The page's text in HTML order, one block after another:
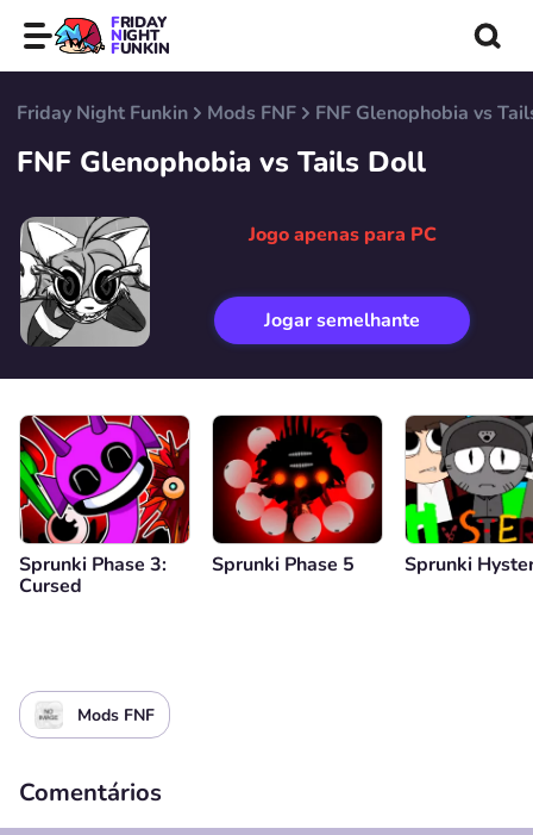
FRIDAY
NIGHT
FUNKIN
Friday Night Funkin Mods FNF FNF Glenophobia vs
FNF Glenophobia vs Tails Doll
Jogo apenas para PC
Jogar semelhante
Sprunki Phase 3:
Cursed
Sprunki Phase 5 Sprunki
Mods FNF
Comentários